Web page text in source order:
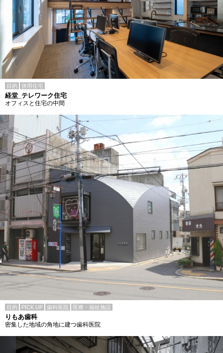
目的 併用住宅
経堂_テレワーク住宅
オフィスと住宅の中間
目的 PICK UP 歯科医院 医療・福祉施設
りもあ歯科
密集した地域の角地に建つ歯科医院